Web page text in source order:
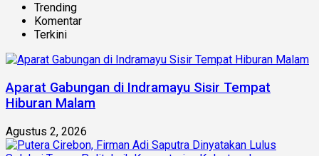
Trending
Komentar
Terkini
Aparat Gabungan di Indramayu Sisir Tempat
Hiburan Malam
Agustus 2, 2026